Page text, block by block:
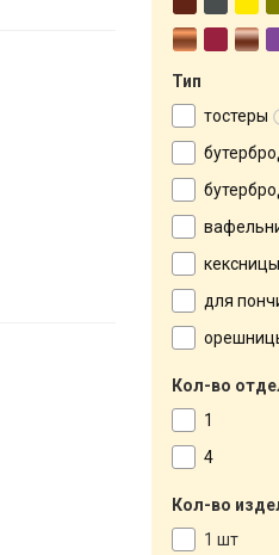
Тип
тостеры
кексницы
для
Кол-во
1
4
Кол-во
1 шт